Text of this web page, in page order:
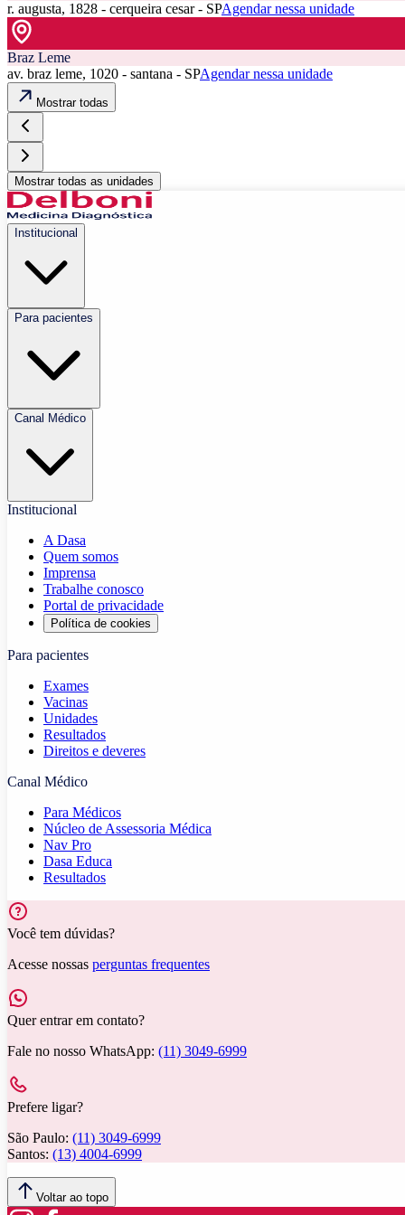
r. augusta, 1828 - cerqueira cesar - SPAgendar nessa unidade
Braz Leme
av. braz leme, 1020 - santana - SPAgendar nessa unidade
Mostrar todas
Mostrar todas as unidades
Institucional
Para pacientes
Canal Médico
Institucional
A Dasa
Quem somos
Imprensa
Trabalhe conosco
Portal de privacidade
Política de cookies
Para pacientes
Exames
Vacinas
Unidades
Resultados
Direitos e deveres
Canal Médico
Para Médicos
Núcleo de Assessoria Médica
Nav Pro
Dasa Educa
Resultados
Você tem dúvidas?
Acesse nossas perguntas frequentes
Quer entrar em contato?
Fale no nosso WhatsApp: (11) 3049-6999
Prefere ligar?
São Paulo: (11) 3049-6999
Santos: (13) 4004-6999
Voltar ao topo